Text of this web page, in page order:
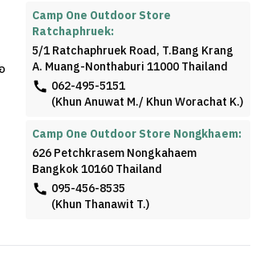
Camp One Outdoor Store
Ratchaphruek:
5/1 Ratchaphruek Road, T.Bang Krang
A. Muang-Nonthaburi 11000 Thailand
062-495-5151
(Khun Anuwat M./ Khun Worachat K.)
Camp One Outdoor Store Nongkhaem:
626 Petchkrasem Nongkahaem
Bangkok 10160 Thailand
095-456-8535
(Khun Thanawit T.)